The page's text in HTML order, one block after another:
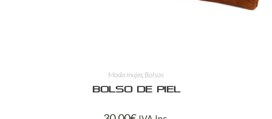
Moda mujer, Bolsos
Bolso de piel